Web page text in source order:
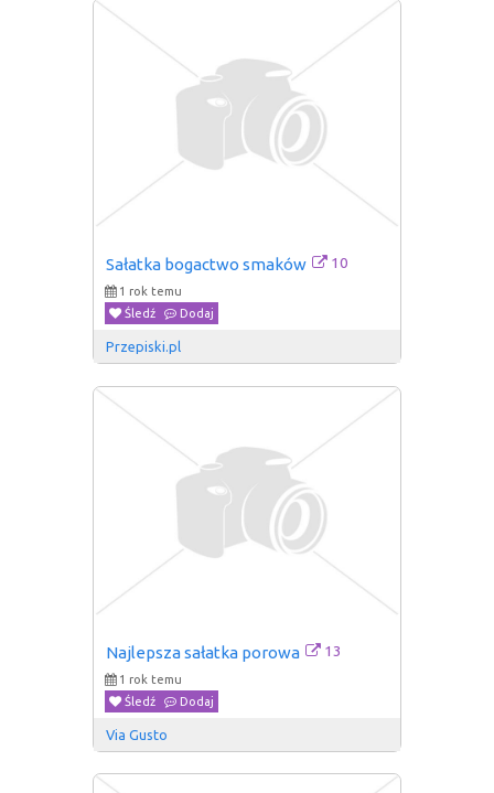
Sałatka bogactwo smaków 10
1 rok temu
Śledź
Dodaj
Przepiski.pl
Najlepsza sałatka porowa 13
1 rok temu
Śledź
Dodaj
Via Gusto